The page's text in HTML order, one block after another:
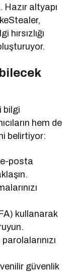
altyapı
bilgi
hem de
belirtiyor:
posta
kullanarak
güvenlik